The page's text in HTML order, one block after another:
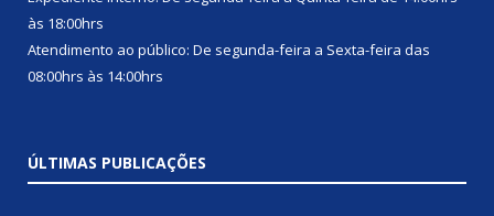
às 18:00hrs
Atendimento ao público: De segunda-feira a Sexta-feira das
08:00hrs às 14:00hrs
ÚLTIMAS PUBLICAÇÕES